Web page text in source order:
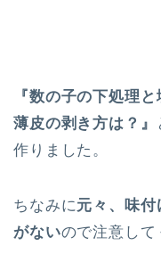
『数の子の下処理
薄皮の剥き方は？』
作りました。
ちなみに元々、味付
がないので注意して